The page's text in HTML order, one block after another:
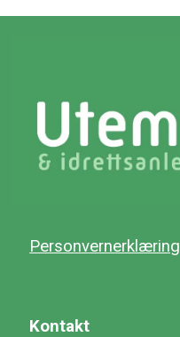
Personvernerklæring
Kontakt